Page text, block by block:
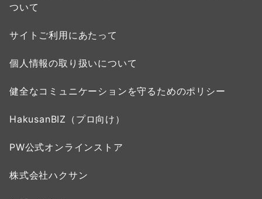
ついて
サイトご利用にあたって
個人情報の取り扱いについて
健全なコミュニケーションを守るためのポリシー
HakusanBIZ（プロ向け）
PW公式オンラインストア
株式会社ハクサン